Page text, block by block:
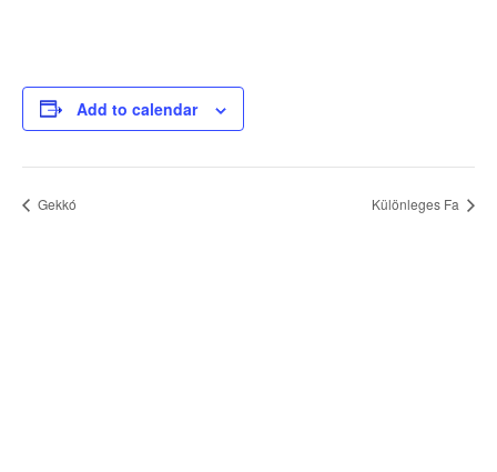
Add to calendar
Gekkó Különleges Fa